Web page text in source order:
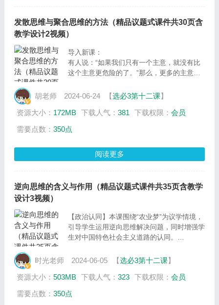
义与作用。
发散思维与聚合思维的方法（精品议题式课件共30页含
教学设计2视频）
导入新课：
有人说：“如果我们只有一个主意，就没有比
这个主意更危险的了。”那么，更多的主意如
题上？
总议题，一起走进12.1发散思维与聚合思维的
方法，寻找上述问题的答案并提高创新思维的
水平。
胡老师 2024-06-24 【选必3第十二课】
资源大小： 172MB 下载人气： 381 下载权限： 会员
需要点数： 350点
阅读更多
逆向思维的含义与作用（精品议题式课件共35页含教学
设计3视频）
【政治认同】本课围绕“农业梦”为议学情境，
引导学生运用逆向思维解决问题，同时增强学
生对中国特色社会主义道路的认同。
学生理解逆向思维的含义、、方法以及如何发
力。
【法治意识】结合具体实例，引导学生在生活
实际中要学会用法律维护自身合法权益，成为
时光老师 2024-06-05 【选必3第十二课】
资源大小： 503MB 下载人气： 323 下载权限： 会员
需要点数： 350点